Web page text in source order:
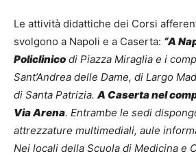
Le attività didattiche dei Corsi
svolgono a Napoli e a Caserta: “A
Policlinico di Piazza Miraglia e i
Sant’Andrea delle Dame, di Largo
di Santa Patrizia.A Caserta nel
Via Arena. Entrambe le sedi
attrezzature multimediali, aule
Nei locali della Scuola di Medicina e